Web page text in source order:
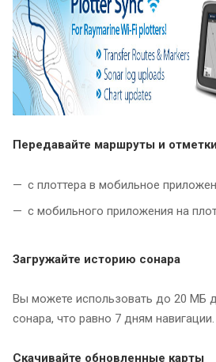
Передавайте маршруты и отметки
с плоттера в мобильное
с мобильного приложения на
Загружайте историю сонара
Вы можете использовать до 20 МБ
сонара, что равно 7 дням навигации.
Скачивайте обновленные карты